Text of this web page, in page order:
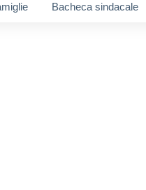
Bacheca sindacale